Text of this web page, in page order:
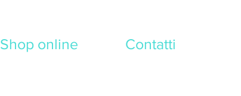
Shop online Contatti